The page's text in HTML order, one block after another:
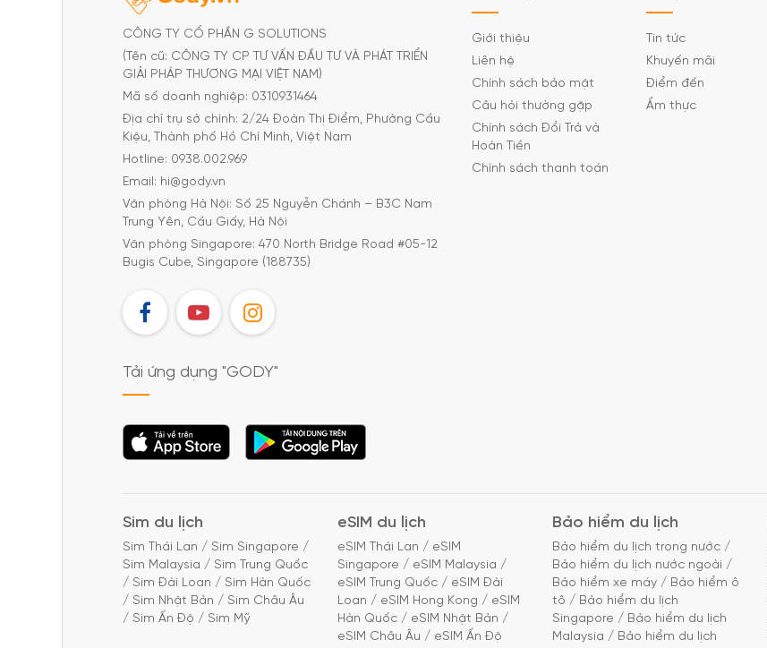
CÔNG TY CỔ PHẦN G SOLUTIONS
(Tên cũ: CÔNG TY CP TƯ VẤN ĐẦU TƯ VÀ PHÁT TRIỂN
GIẢI PHÁP THƯƠNG MẠI VIỆT NAM)
Mã số doanh nghiệp: 0310931464
Địa chỉ trụ sở chính: 2/24 Đoàn Thị Điểm, Phường Cầu
Kiệu, Thành phố Hồ Chí Minh, Việt Nam
Hotline: 0938.002.969
Email: hi@gody.vn
Văn phòng Hà Nội: Số 25 Nguyễn Chánh – B3C Nam
Trung Yên, Cầu Giấy, Hà Nội
Văn phòng Singapore: 470 North Bridge Road #05-12
Bugis Cube, Singapore (188735)
FB YT IG
Giới thiệu
Liên hệ
Chính sách bảo mật
Câu hỏi thường gặp
Chính sách Đổi Trả và
Hoàn Tiền
Chính sách thanh toán
Tin tức
Khuyến mãi
Điểm đến
Ẩm thực
Tải ứng dụng "GODY"
Tải ứng dụng Tải ứng dụng
Sim du lịch
Sim Thái Lan / Sim Singapore /
Sim Malaysia / Sim Trung Quốc
/ Sim Đài Loan / Sim Hàn Quốc
/ Sim Nhật Bản / Sim Châu Âu
/ Sim Ấn Độ / Sim Mỹ
eSIM du lịch
eSIM Thái Lan / eSIM
Singapore / eSIM Malaysia /
eSIM Trung Quốc / eSIM Đài
Loan / eSIM Hong Kong / eSIM
Hàn Quốc / eSIM Nhật Bản /
eSIM Châu Âu / eSIM Ấn Độ
Bảo hiểm du lịch
Bảo hiểm du lịch trong nước /
Bảo hiểm du lịch nước ngoài /
Bảo hiểm xe máy / Bảo hiểm ô
tô / Bảo hiểm du lịch
Singapore / Bảo hiểm du lịch
Malaysia / Bảo hiểm du lịch